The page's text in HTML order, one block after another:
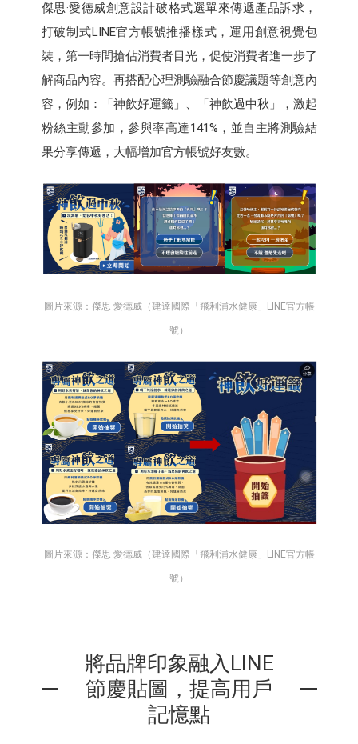
傑思·愛德威創意設計破格式選單來傳遞產品訴求，
打破制式LINE官方帳號推播樣式，運用創意視覺包
裝，第一時間搶佔消費者目光，促使消費者進一步了
解商品內容。再搭配心理測驗融合節慶議題等創意內
容，例如：「神飲好運籤」、「神飲過中秋」，激起
粉絲主動參加，參與率高達141%，並自主將測驗結
果分享傳遞，大幅增加官方帳號好友數。
圖片來源：傑思·愛德威（建達國際「飛利浦水健康」LINE官方帳
號）
圖片來源：傑思·愛德威（建達國際「飛利浦水健康」LINE官方帳
號）
將品牌印象融入LINE
節慶貼圖，提高用戶
記憶點